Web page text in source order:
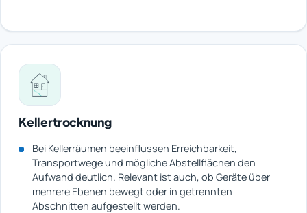
Kellertrocknung
Bei Kellerräumen beeinflussen Erreichbarkeit,
Transportwege und mögliche Abstellflächen den
Aufwand deutlich. Relevant ist auch, ob Geräte über
mehrere Ebenen bewegt oder in getrennten
Abschnitten aufgestellt werden.